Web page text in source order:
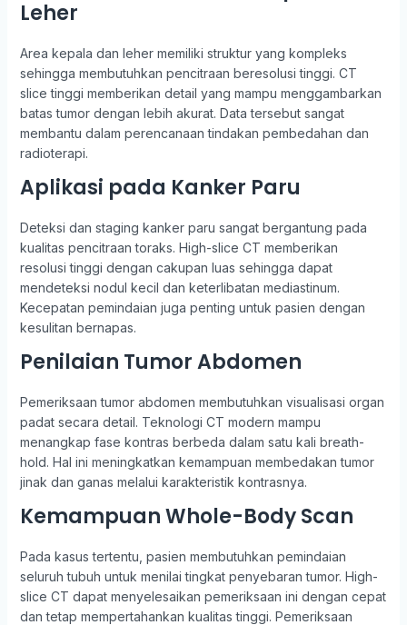
Leher
Area kepala dan leher memiliki struktur yang kompleks
sehingga membutuhkan pencitraan beresolusi tinggi. CT
slice tinggi memberikan detail yang mampu menggambarkan
batas tumor dengan lebih akurat. Data tersebut sangat
membantu dalam perencanaan tindakan pembedahan dan
radioterapi.
Aplikasi pada Kanker Paru
Deteksi dan staging kanker paru sangat bergantung pada
kualitas pencitraan toraks. High-slice CT memberikan
resolusi tinggi dengan cakupan luas sehingga dapat
mendeteksi nodul kecil dan keterlibatan mediastinum.
Kecepatan pemindaian juga penting untuk pasien dengan
kesulitan bernapas.
Penilaian Tumor Abdomen
Pemeriksaan tumor abdomen membutuhkan visualisasi organ
padat secara detail. Teknologi CT modern mampu
menangkap fase kontras berbeda dalam satu kali breath-
hold. Hal ini meningkatkan kemampuan membedakan tumor
jinak dan ganas melalui karakteristik kontrasnya.
Kemampuan Whole-Body Scan
Pada kasus tertentu, pasien membutuhkan pemindaian
seluruh tubuh untuk menilai tingkat penyebaran tumor. High-
slice CT dapat menyelesaikan pemeriksaan ini dengan cepat
dan tetap mempertahankan kualitas tinggi. Pemeriksaan